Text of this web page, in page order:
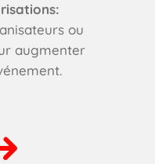
ou
augmenter